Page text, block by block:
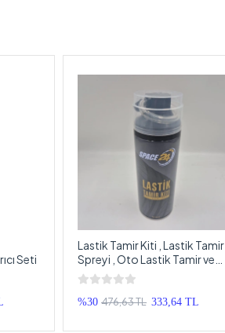
Seti
Lastik Tamir Kiti , Lastik Tamir
Spreyi , Oto Lastik Tamir ve
Şişirme Sıvısı
%30 476,63 TL 333,64 TL